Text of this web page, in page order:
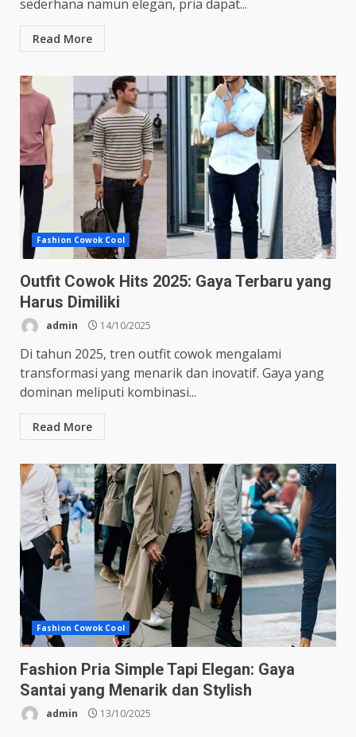
sederhana namun elegan, pria dapat...
Read More
Fashion Cowok Cool
Outfit Cowok Hits 2025: Gaya Terbaru yang
Harus Dimiliki
admin 14/10/2025
Di tahun 2025, tren outfit cowok mengalami
transformasi yang menarik dan inovatif. Gaya yang
dominan meliputi kombinasi...
Read More
Fashion Cowok Cool
Fashion Pria Simple Tapi Elegan: Gaya
Santai yang Menarik dan Stylish
admin 13/10/2025